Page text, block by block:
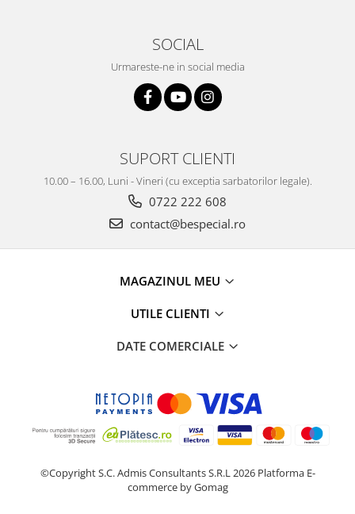
SOCIAL
Urmareste-ne in social media
SUPORT CLIENTI
10.00 – 16.00, Luni - Vineri (cu exceptia sarbatorilor legale).
0722 222 608
contact@bespecial.ro
MAGAZINUL MEU
UTILE CLIENTI
DATE COMERCIALE
©Copyright S.C. Admis Consultants S.R.L 2026 Platforma E-
commerce by Gomag